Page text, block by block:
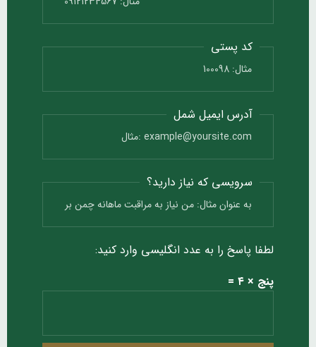
کد پستی
آدرس ایمیل شمل
سرویسی که نیاز دارید؟
لطفا پاسخ را به عدد انگلیسی وارد کنید:
پنج × ۴ =